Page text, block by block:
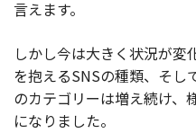
補助金活用支援
導入事例
言えます。
しかし今は大きく状況が変
を抱えるSNSの種類、そし
のカテゴリーは増え続け、
になりました。